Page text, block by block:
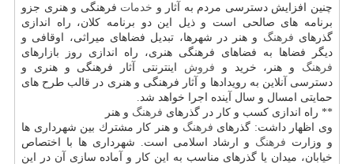
چنین افزایش دسترسی مردم به آثار و خدمات فرهنگی و هنری جزو
برنامه های صالحی است و ذیل این دو برنامه كلان، راه اندازی
گذرهای فرهنگ و هنر در شهرها، تبدیل فضاهای میراثی، اوقافی و
دیگر فضاها به فضاهای فرهنگی هنری، راه اندازی روز بازارهای
فرهنگ و هنر، خرید و فروش اینترنتی آثار فرهنگی و هنری و
دسترسی آنلاین به رویدادها و آثار فرهنگی و هنری در قالب طرح های
حمایتی امسال و سال آینده اجرا خواهد شد.
** راه اندازی كسب و كار در گذرهای فرهنگ و هنر
وی اظهار داشت: گذرهای فرهنگ و هنر كار مشترك بین شهرداری ها
و وزارت فرهنگ و ارشاد اسلامی است. شهرداری ها با اختصاص
خیابان، میدان یا گذرهای مناسب به این كار و آماده سازی آن در این